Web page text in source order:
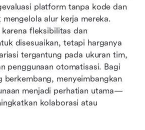
platform tanpa kode dan
alur kerja mereka.
fleksibilitas dan
disesuaikan, tetapi harganya
tergantung pada ukuran tim,
penggunaan otomatisasi. Bagi
berkembang, menyeimbangkan
menjadi perhatian utama—
kolaborasi atau
Lark sebagai platform modern
daripada Quickbase